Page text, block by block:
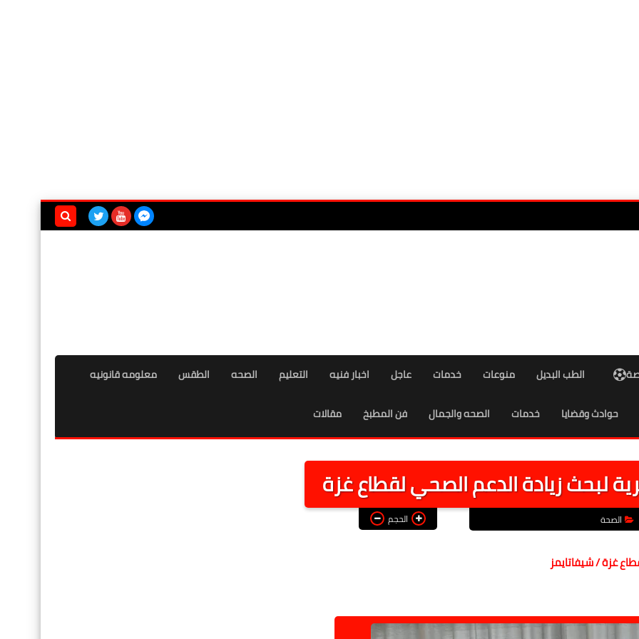
الطب البديل منوعات خدمات عاجل اخبار فنيه التعليم الصحه الطقس معلومه قانونيه
حوادث وقضايا خدمات الصحه والجمال فن المطبخ مقالات
لبحث زيادة الدعم الصحي لقطاع غزة
الصحة الحجم
غزة / شيفاتايمز